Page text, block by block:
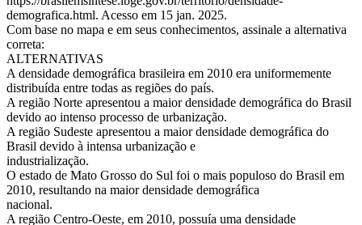
demografica.html. Acesso em 15 jan. 2025.
Com base no mapa e em seus conhecimentos, assinale a alternativa
correta:
ALTERNATIVAS
A densidade demográfica brasileira em 2010 era uniformemente
distribuída entre todas as regiões do país.
A região Norte apresentou a maior densidade demográfica do Brasil
devido ao intenso processo de urbanização.
A região Sudeste apresentou a maior densidade demográfica do
Brasil devido à intensa urbanização e
industrialização.
O estado de Mato Grosso do Sul foi o mais populoso do Brasil em
2010, resultando na maior densidade demográfica
nacional.
A região Centro-Oeste, em 2010, possuía uma densidade